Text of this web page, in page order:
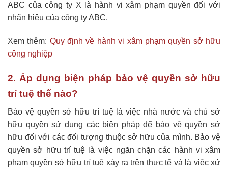
ABC của công ty X là hành vi xâm phạm quyền đối với
nhãn hiệu của công ty ABC.
Xem thêm: Quy định về hành vi xâm phạm quyền sở hữu
công nghiệp
2. Áp dụng biện pháp bảo vệ quyền sở hữu
trí tuệ thế nào?
Bảo vệ quyền sở hữu trí tuệ là việc nhà nước và chủ sở
hữu quyền sử dụng các biện pháp để bảo vệ quyền sở
hữu đối với các đối tượng thuộc sở hữu của mình. Bảo vệ
quyền sở hữu trí tuệ là việc ngăn chặn các hành vi xâm
phạm quyền sở hữu trí tuệ xảy ra trên thực tế và là việc xử